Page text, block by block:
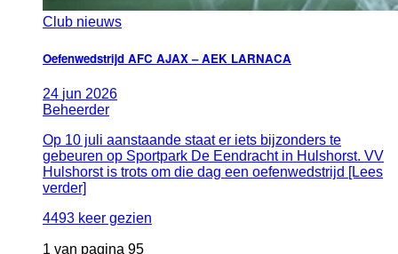
Club nieuws
Oefenwedstrijd AFC AJAX – AEK LARNACA
24 jun 2026
Beheerder
Op 10 juli aanstaande staat er iets bijzonders te
gebeuren op Sportpark De Eendracht in Hulshorst. VV
Hulshorst is trots om die dag een oefenwedstrijd [Lees
verder]
4493 keer gezien
1 van pagina 95